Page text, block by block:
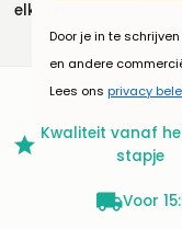
elk avontuur!
Kwaliteit vanaf
stapje
Voor
Door je in te
en andere
Lees ons privacy